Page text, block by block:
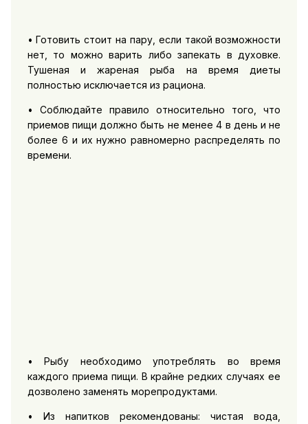
• Готовить стоит на пару, если такой возможности
нет, то можно варить либо запекать в духовке.
Тушеная и жареная рыба на время диеты
полностью исключается из рациона.
• Соблюдайте правило относительно того, что
приемов пищи должно быть не менее 4 в день и не
более 6 и их нужно равномерно распределять по
времени.
• Рыбу необходимо употреблять во время
каждого приема пищи. В крайне редких случаях ее
дозволено заменять морепродуктами.
• Из напитков рекомендованы: чистая вода,